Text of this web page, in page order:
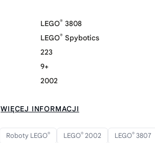
LEGO® 3808
LEGO® Spybotics
223
9+
2002
WIĘCEJ INFORMACJI
Roboty LEGO® LEGO® 2002 LEGO® 3807